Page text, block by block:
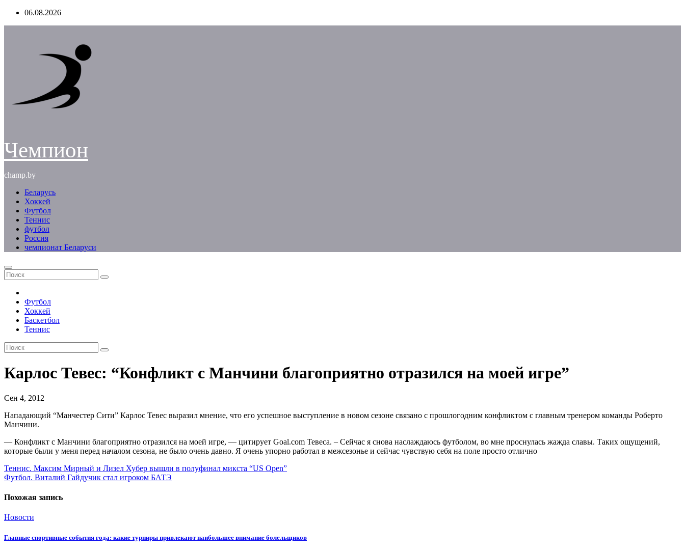
Перейти06.08.2026
Чемпион
champ.by
Беларусь
Хоккей
Футбол
Теннис
футбол
Россия
чемпионат Беларуси
Футбол
Хоккей
Баскетбол
Теннис
Карлос Тевес: “Конфликт с Манчини благоприятно отразился на моей игре”
Сен 4, 2012
Нападающий “Манчестер Сити” Карлос Тевес выразил мнение, что его успешное выступление в новом сезоне связано с прошлогодним конфликтом с главным тренером команды Роберто
Манчини.
— Конфликт с Манчини благоприятно отразился на моей игре, — цитирует Goal.com Тевеса. – Сейчас я снова наслаждаюсь футболом, во мне проснулась жажда славы. Таких ощущений,
которые были у меня перед началом сезона, не было очень давно. Я очень упорно работал в межсезонье и сейчас чувствую себя на поле просто отлично
Навигация
по
записям
Теннис. Максим Мирный и Лизел Хубер вышли в полуфинал микста “US Open”
Футбол. Виталий Гайдучик стал игроком БАТЭ
Похожая запись
Новости
Главные спортивные события года: какие турниры привлекают наибольшее внимание болельщиков